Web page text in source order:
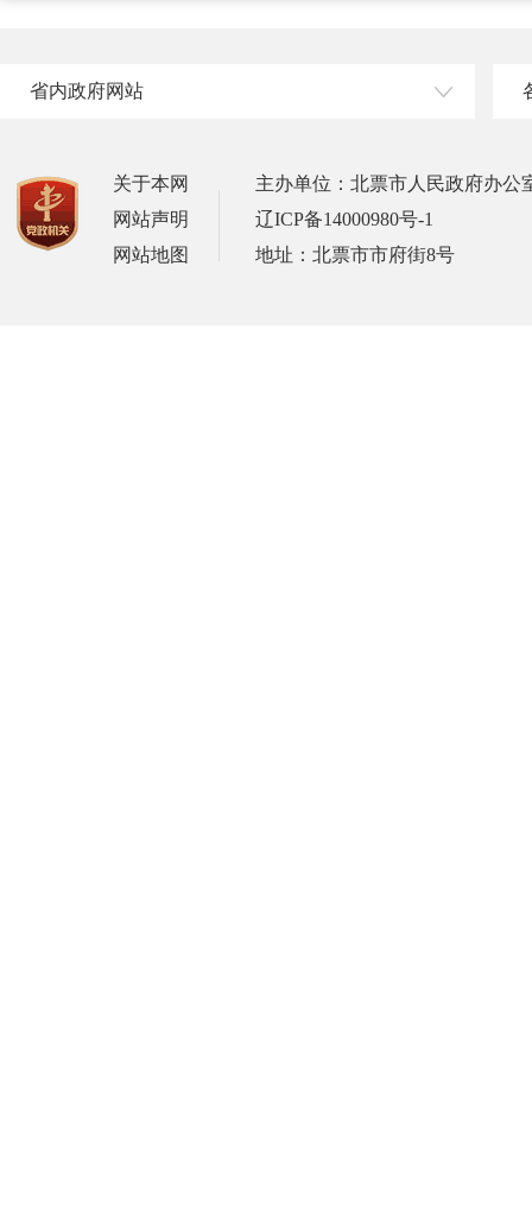
省内政府网站
关于本网
网站声明
网站地图
主办单位：北票市人民政府办公
辽ICP备14000980号-1
地址：北票市市府街8号